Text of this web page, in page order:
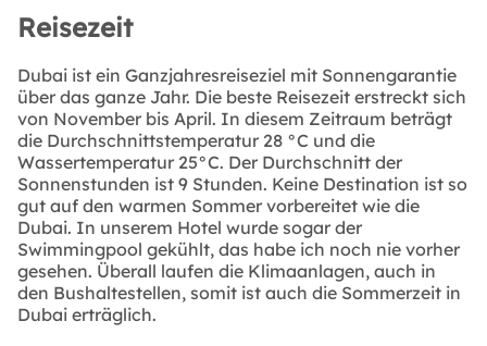
Reisezeit
Dubai ist ein Ganzjahresreiseziel mit Sonnengarantie
über das ganze Jahr. Die beste Reisezeit erstreckt sich
von November bis April. In diesem Zeitraum beträgt
die Durchschnittstemperatur 28 °C und die
Wassertemperatur 25°C. Der Durchschnitt der
Sonnenstunden ist 9 Stunden. Keine Destination ist so
gut auf den warmen Sommer vorbereitet wie die
Dubai. In unserem Hotel wurde sogar der
Swimmingpool gekühlt, das habe ich noch nie vorher
gesehen. Überall laufen die Klimaanlagen, auch in
den Bushaltestellen, somit ist auch die Sommerzeit in
Dubai erträglich.